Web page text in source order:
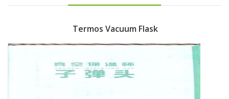
Termos Vacuum Flask